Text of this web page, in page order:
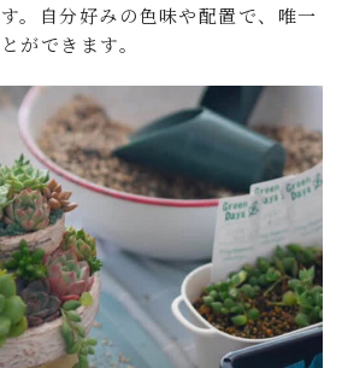
。自分好みの色味や配置で、唯一
ができます。